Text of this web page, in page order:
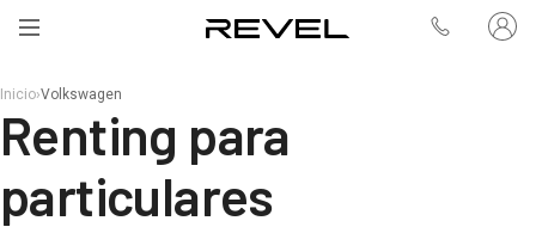
Inicio›Volkswagen
Renting para
particulares